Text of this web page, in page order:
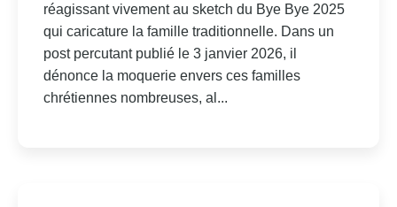
réagissant vivement au sketch du Bye Bye 2025
qui caricature la famille traditionnelle. Dans un
post percutant publié le 3 janvier 2026, il
dénonce la moquerie envers ces familles
chrétiennes nombreuses, al...